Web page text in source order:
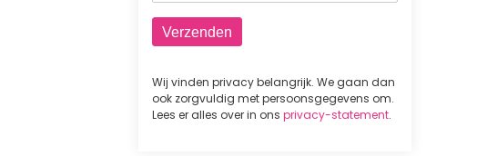
Wij vinden privacy belangrijk. We gaan dan
ook zorgvuldig met persoonsgegevens om.
Lees er alles over in ons privacy-statement.